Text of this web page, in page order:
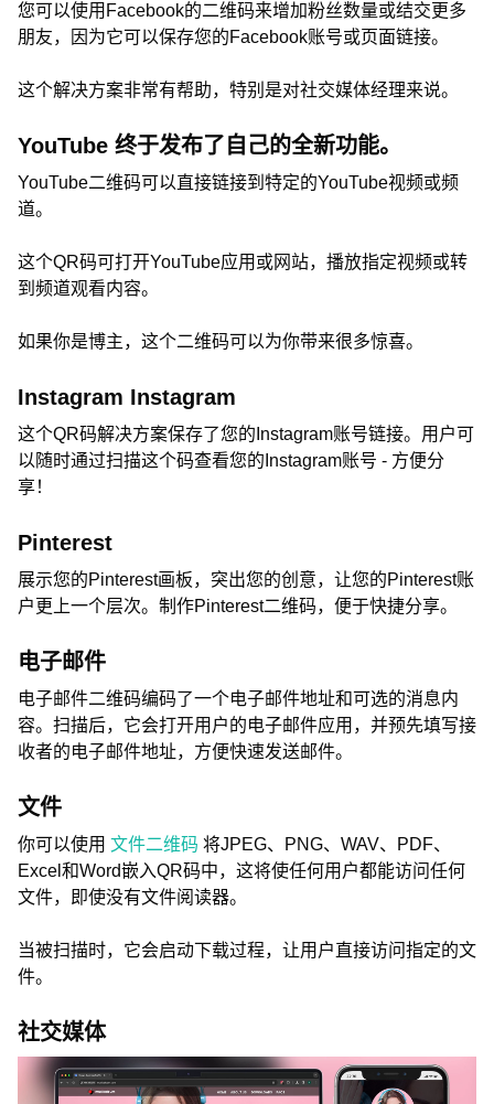
您可以使用Facebook的二维码来增加粉丝数量或结交更多
朋友，因为它可以保存您的Facebook账号或页面链接。
这个解决方案非常有帮助，特别是对社交媒体经理来说。
YouTube 终于发布了自己的全新功能。
YouTube二维码可以直接链接到特定的YouTube视频或频
道。
这个QR码可打开YouTube应用或网站，播放指定视频或转
到频道观看内容。
如果你是博主，这个二维码可以为你带来很多惊喜。
Instagram Instagram
这个QR码解决方案保存了您的Instagram账号链接。用户可
以随时通过扫描这个码查看您的Instagram账号 - 方便分
享！
Pinterest
展示您的Pinterest画板，突出您的创意，让您的Pinterest账
户更上一个层次。制作Pinterest二维码，便于快捷分享。
电子邮件
电子邮件二维码编码了一个电子邮件地址和可选的消息内
容。扫描后，它会打开用户的电子邮件应用，并预先填写接
收者的电子邮件地址，方便快速发送邮件。
文件
你可以使用 文件二维码 将JPEG、PNG、WAV、PDF、
Excel和Word嵌入QR码中，这将使任何用户都能访问任何
文件，即使没有文件阅读器。
当被扫描时，它会启动下载过程，让用户直接访问指定的文
件。
社交媒体